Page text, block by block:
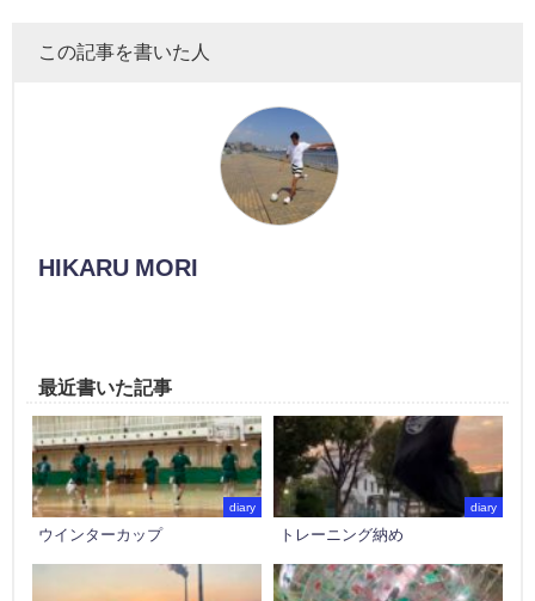
この記事を書いた人
HIKARU MORI
最近書いた記事
diary
ウインターカップ
diary
トレーニング納め